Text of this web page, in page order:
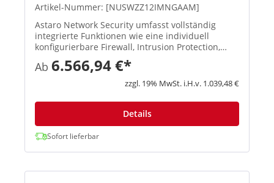
Artikel-Nummer: [NUSWZZ12IMNGAAM]
Astaro Network Security umfasst vollständig
integrierte Funktionen wie eine individuell
konfigurierbare Firewall, Intrusion Protection,
Schutz vor Denial-of-Service-Attacken,
verschiedene Tools zur Weiterleitung des
Datenverkehrs sowie für NAT und vi...
Ab 6.566,94 €*
zzgl. 19% MwSt. i.H.v. 1.039,48 €
Details
Sofort lieferbar